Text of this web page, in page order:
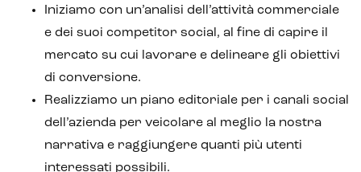
Iniziamo con un’analisi dell’attività commerciale
e dei suoi competitor social, al fine di capire il
mercato su cui lavorare e delineare gli obiettivi
di conversione.
Realizziamo un piano editoriale per i canali social
dell’azienda per veicolare al meglio la nostra
narrativa e raggiungere quanti più utenti
interessati possibili.